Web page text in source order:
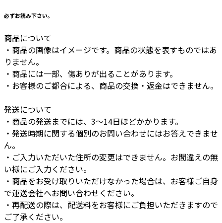
必ずお読み下さい。
商品について
・商品の画像はイメージです。商品の状態を表すものではあ
りません。
・商品には一部、傷ありが出ることがあります。
・お客様のご都合による、商品の交換・返金はできません。
発送について
・商品の発送までには、3〜14日ほどかかります。
・発送時期に関する個別のお問い合わせにはお答えできませ
ん。
・ご入力いただいた住所の変更はできません。お間違えの無
い様にご入力ください。
・商品をお受け取りいただけなかった場合は、お客様ご自身
で運送会社へお問い合わせください。
・再配送の際は、配送料をお客様にご負担いただきますので
ご了承ください。